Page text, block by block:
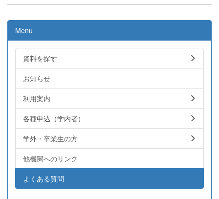
Menu
資料を探す
お知らせ
利用案内
各種申込（学内者）
学外・卒業生の方
他機関へのリンク
よくある質問